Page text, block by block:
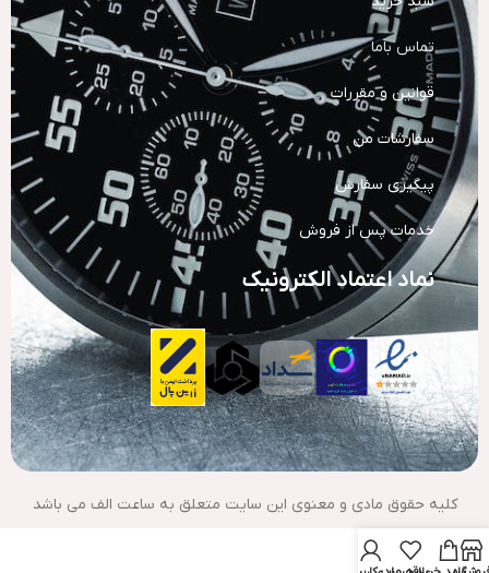
تماس باما
قوانین و مقررات
سفارشات من
پیگیری سفارش
خدمات پس از فروش
نماد اعتماد الکترونیک
کلیه حقوق مادی و معنوی این سایت متعلق به ساعت الف می باشد